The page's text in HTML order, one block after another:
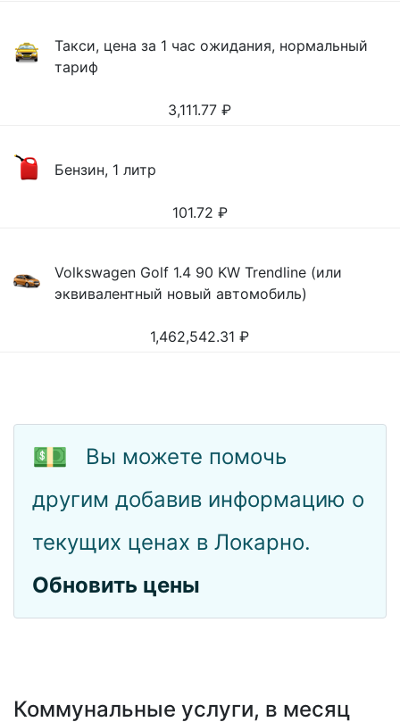
Такси, цена за 1 час ожидания, нормальный
тариф
3,111.77 ₽
Бензин, 1 литр
101.72 ₽
Volkswagen Golf 1.4 90 KW Trendline (или
эквивалентный новый автомобиль)
1,462,542.31 ₽
💵
Вы можете помочь
другим добавив информацию о
текущих ценах в Локарно.
Обновить цены
Коммунальные услуги, в месяц